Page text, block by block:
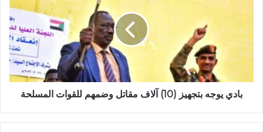
المسلحة
بادي يوجه بتجهيز (10) آلاف مقاتل وضمهم للقوات المسلحة